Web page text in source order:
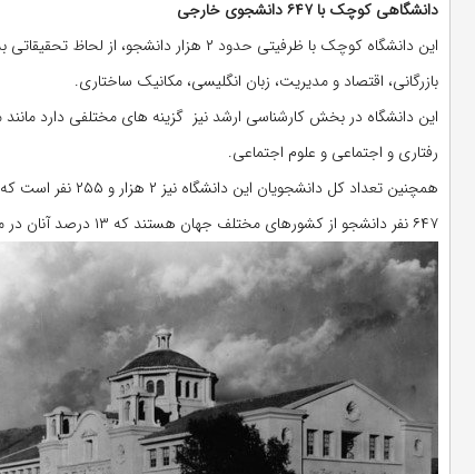
دانشگاهی کوچک با ۶۴۷ دانشجوی خارجی
این دانشگاه کوچک با ظرفیتی حدود ۲
بازرگانی، اقتصاد و مدیریت، زبان انگلیسی، مکانیک ساختاری.
این دانشگاه در بخش کارشناسی ارشد نیز گزینه های مختلفی دارد
رفتاری و اجتماعی و علوم اجتماعی.
۶۴۷ نفر دانشجو از کشورهای مختلف جهان هستند که ۱۳ درصد آنان در مرحله کارشناسی و ۸۷ درصد در مرحله کارشناسی تحصیل می کنند.